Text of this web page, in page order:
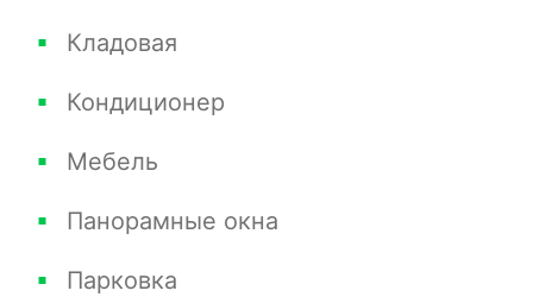
Кладовая
Кондиционер
Мебель
Панорамные окна
Парковка